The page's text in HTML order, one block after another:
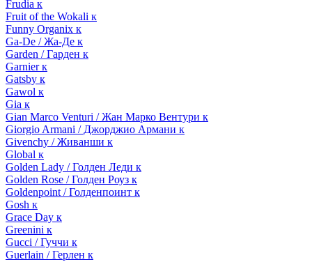
Frudia к
Fruit of the Wokali к
Funny Organix к
Ga-De / Жа-Де к
Garden / Гарден к
Garnier к
Gatsby к
Gawol к
Gia к
Gian Marco Venturi / Жан Марко Вентури к
Giorgio Armani / Джорджио Армани к
Givenchy / Живанши к
Global к
Golden Lady / Голден Леди к
Golden Rose / Голден Роуз к
Goldenpoint / Голденпоинт к
Gosh к
Grace Day к
Greenini к
Gucci / Гуччи к
Guerlain / Герлен к